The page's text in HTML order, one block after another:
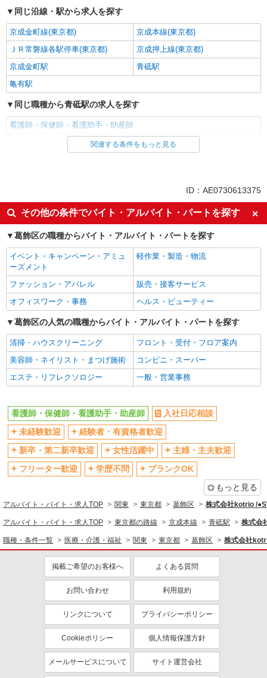
同じ沿線・駅から求人を探す
京成金町線(東京都)
京成本線(東京都)
ＪＲ常磐線各駅停車(東京都)
京成押上線(東京都)
京成金町駅
青砥駅
亀有駅
同じ職種から青砥駅の求人を探す
看護師・保健師・看護助手・助産師
同じ雇用形態から青砥駅の求人を探す
入社日応相談
未経験歓迎
経験者・有資格者歓迎
新卒・第二新卒歓迎
女性活躍中
主婦・主夫歓迎
フリーター歓迎
学歴不問
ブランクOK
ミドル（40代～）活躍中
エルダー（50代～）活躍中
シニア（60代～）活躍中
高収入・高額
ボーナス・賞与あり
昇給あり
完全週休2日制
フルタイム歓迎
禁煙・分煙
駅直結・駅チカ
車通勤OK
バイク通勤OK
自転車通勤OK
社会保険あり
産休・育休取得実績あり
退職金・財形貯蓄制度あり
各種手当（家族・役職・インセン
ティブなど）あり
制服貸与
研修制度あり
資格取得支援制度あり
医療・介護・福祉
看護師・保健師・看護助手・助産師
同じ特徴から求人を探す
未経験歓迎
ミドル（40代～）活躍中
ボーナス・賞与あり
車通勤OK
社会保険あり
産休・育休取得実績あり
関連する条件をもっと見る
ID：AE0730613375
その他の条件でバイト・アルバイト・パートを探す
葛飾区の職種からバイト・アルバイト・パートを探す
イベント・キャンペーン・アミュ
ーズメント
軽作業・製造・物流
ファッション・アパレル
販売・接客サービス
オフィスワーク・事務
ヘルス・ビューティー
葛飾区の人気の職種からバイト・アルバイト・パートを探す
清掃・ハウスクリーニング
フロント・受付・フロア案内
美容師・ネイリスト・まつげ施術
コンビニ・スーパー
エステ・リフレクソロジー
一般・営業事務
看護師・保健師・看護助手・助産師
入社日応相談
未経験歓迎
経験者・有資格者歓迎
新卒・第二新卒歓迎
女性活躍中
主婦・主夫歓迎
フリーター歓迎
学歴不問
ブランクOK
もっと見る
アルバイト・バイト・求人TOP 関東 東京都 葛飾区 株式会社kotrio /
アルバイト・バイト・求人TOP 東京都の路線 京成本線 青砥駅 株式会
職種・条件一覧 医療・介護・福祉 関東 東京都 葛飾区 株式会社
掲載ご希望のお客様へ よくある質問
お問い合わせ 利用規約
リンクについて プライバシーポリシー
Cookieポリシー 個人情報保護方針
メールサービスについて サイト運営会社